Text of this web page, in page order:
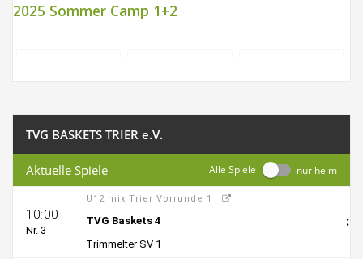
2025 Sommer Camp 1+2